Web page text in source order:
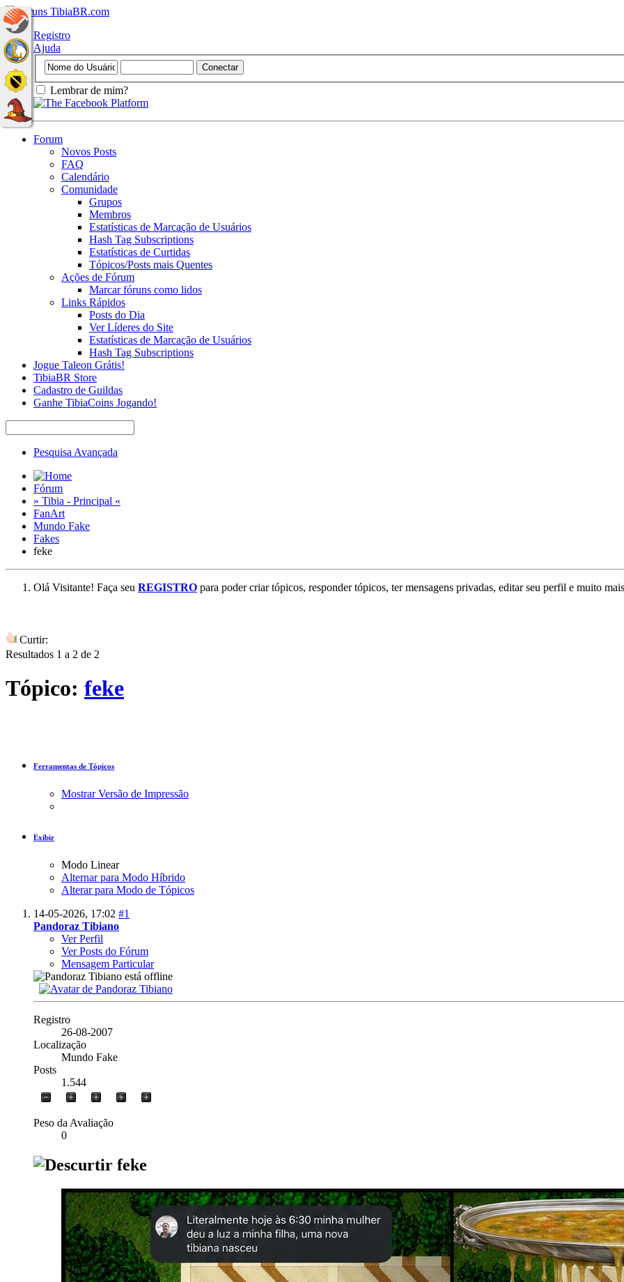
Registro
Ajuda
Lembrar de mim?
Forum
Novos Posts
FAQ
Calendário
Comunidade
Grupos
Membros
Estatísticas de Marcação de Usuários
Hash Tag Subscriptions
Estatísticas de Curtidas
Tópicos/Posts mais Quentes
Ações de Fórum
Marcar fóruns como lidos
Links Rápidos
Posts do Dia
Ver Líderes do Site
Estatísticas de Marcação de Usuários
Hash Tag Subscriptions
Jogue Taleon Grátis!
TibiaBR Store
Cadastro de Guildas
Ganhe TibiaCoins Jogando!
Pesquisa Avançada
Fórum
» Tibia - Principal «
FanArt
Mundo Fake
Fakes
feke
Olá Visitante! Faça seu REGISTRO para poder criar tópicos, responder tópicos, ter mensagens privadas, editar seu perfil e muito
Curtir:
Resultados 1 a 2 de 2
Tópico: feke
Ferramentas de Tópicos
Mostrar Versão de Impressão
Exibir
Modo Linear
Alternar para Modo Híbrido
Alterar para Modo de Tópicos
14-05-2026, 17:02 #1
Pandoraz Tibiano
Ver Perfil
Ver Posts do Fórum
Mensagem Particular
Registro
26-08-2007
Localização
Mundo Fake
Posts
1.544
Peso da Avaliação
0
feke